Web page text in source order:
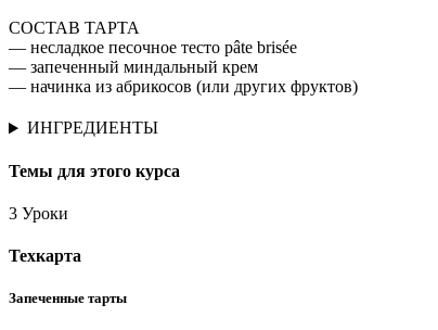
СОСТАВ ТАРТА
— несладкое песочное тесто pâte brisée
— запеченный миндальный крем
— начинка из абрикосов (или других фруктов)
ИНГРЕДИЕНТЫ
Темы для этого курса
3 Уроки
Техкарта
Запеченные тарты